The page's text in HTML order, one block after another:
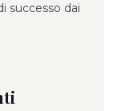
successo dai